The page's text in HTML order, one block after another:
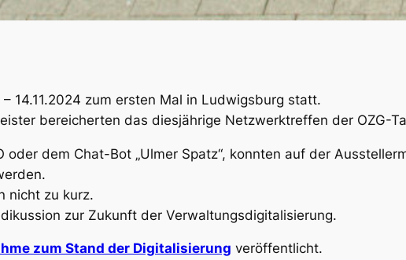
14.11.2024 zum ersten Mal in Ludwigsburg statt.
bereicherten das diesjährige Netzwerktreffen der OZG-
oder dem Chat-Bot „Ulmer Spatz“, konnten auf der
nicht zu kurz.
zur Zukunft der Verwaltungsdigitalisierung.
zum Stand der Digitalisierung veröffentlicht.